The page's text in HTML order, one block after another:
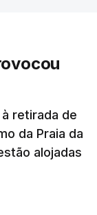
retirada de
da Praia da
alojadas